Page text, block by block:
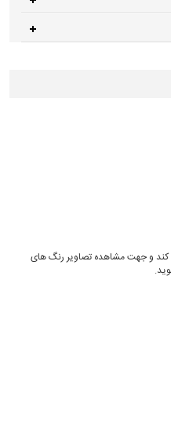
کند و جهت مشاهده تصاویر رنگ های